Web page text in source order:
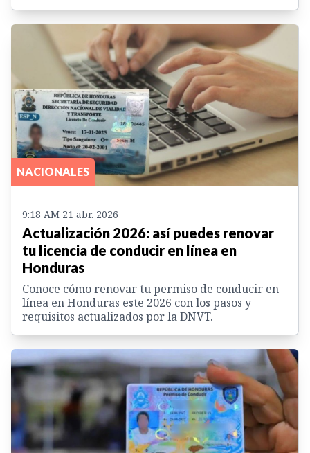
NACIONALES
9:18 AM 21 abr. 2026
Actualización 2026: así puedes renovar
tu licencia de conducir en línea en
Honduras
Conoce cómo renovar tu permiso de conducir en
línea en Honduras este 2026 con los pasos y
requisitos actualizados por la DNVT.